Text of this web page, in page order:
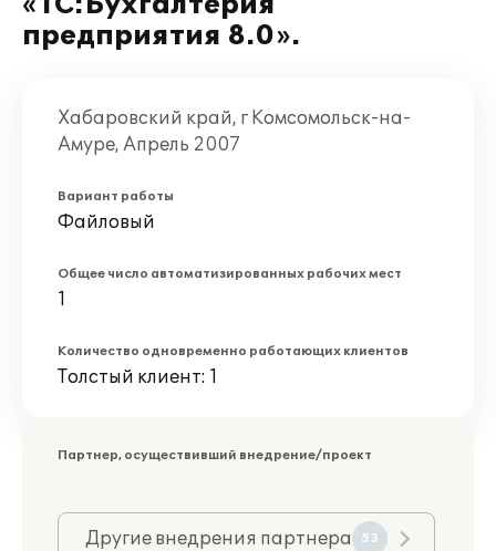
предприятия 8.0».
Хабаровский край, г Комсомольск-на-
Амуре, Апрель 2007
Вариант работы
Файловый
Общее число автоматизированных рабочих мест
1
Количество одновременно работающих клиентов
Толстый клиент: 1
Партнер, осуществивший внедрение/проект
Другие внедрения партнера 53